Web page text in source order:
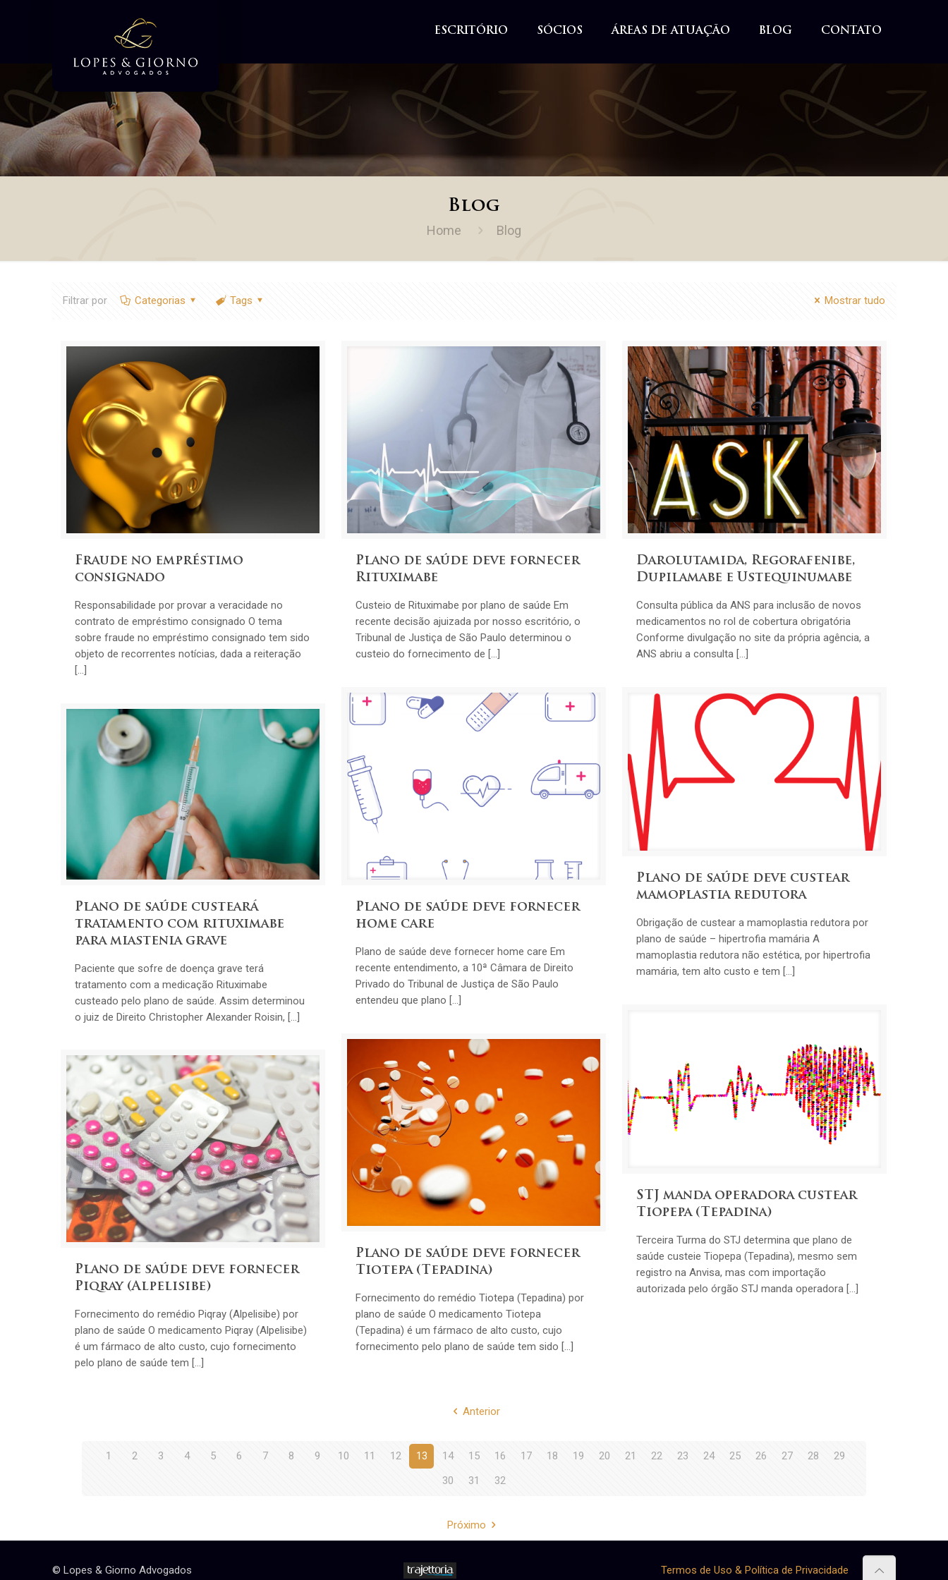
ESCRITÓRIO SÓCIOS ÁREAS DE ATUAÇÃO BLOG CONTATO
Blog
Home Blog
Filtrar por Categorias Tags Mostrar tudo
Fraude no empréstimo
consignado
Responsabilidade por provar a veracidade no
contrato de empréstimo consignado O tema
sobre fraude no empréstimo consignado tem sido
objeto de recorrentes notícias, dada a reiteração
[…]
Plano de saúde deve fornecer
Rituximabe
Custeio de Rituximabe por plano de saúde Em
recente decisão ajuizada por nosso escritório, o
Tribunal de Justiça de São Paulo determinou o
custeio do fornecimento de […]
Darolutamida, Regorafenibe,
Dupilamabe e Ustequinumabe
Consulta pública da ANS para inclusão de novos
medicamentos no rol de cobertura obrigatória
Conforme divulgação no site da própria agência, a
ANS abriu a consulta […]
Plano de saúde deve fornecer
home care
Plano de saúde deve fornecer home care Em
recente entendimento, a 10ª Câmara de Direito
Privado do Tribunal de Justiça de São Paulo
entendeu que plano […]
Plano de saúde deve custear
mamoplastia redutora
Obrigação de custear a mamoplastia redutora por
plano de saúde – hipertrofia mamária A
mamoplastia redutora não estética, por hipertrofia
mamária, tem alto custo e tem […]
Plano de saúde custeará
tratamento com rituximabe
para miastenia grave
Paciente que sofre de doença grave terá
tratamento com a medicação Rituximabe
custeado pelo plano de saúde. Assim determinou
o juiz de Direito Christopher Alexander Roisin, […]
STJ manda operadora custear
Tiopepa (Tepadina)
Terceira Turma do STJ determina que plano de
saúde custeie Tiopepa (Tepadina), mesmo sem
registro na Anvisa, mas com importação
autorizada pelo órgão STJ manda operadora […]
Plano de saúde deve fornecer
Tiotepa (Tepadina)
Fornecimento do remédio Tiotepa (Tepadina) por
plano de saúde O medicamento Tiotepa
(Tepadina) é um fármaco de alto custo, cujo
fornecimento pelo plano de saúde tem sido […]
Plano de saúde deve fornecer
Piqray (Alpelisibe)
Fornecimento do remédio Piqray (Alpelisibe) por
plano de saúde O medicamento Piqray (Alpelisibe)
é um fármaco de alto custo, cujo fornecimento
pelo plano de saúde tem […]
Anterior
1 2 3 4 5 6 7 8 9 10 11 12 13 14 15 16 17 18 19 20 21 22 23 24 25 26 27 28
29
30
31 32
Próximo
© Lopes & Giorno Advogados Termos de Uso & Política de Privacidade